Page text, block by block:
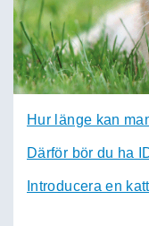
Hur länge kan
Därför bör du ha
Introducera en